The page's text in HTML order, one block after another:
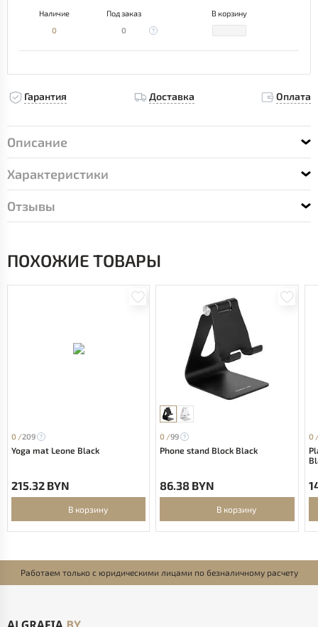
Наличие Под заказ
В корзину
0
0
Гарантия Доставка Оплата
Описание
Характеристики
Отзывы
ПОХОЖИЕ ТОВАРЫ
0 /209
Yoga mat Leone Black
215.32 BYN
В корзину
0 /99
Phone stand Block Black
86.38 BYN
В корзину
0
Работаем только с юридическими лицами по безналичному расчету